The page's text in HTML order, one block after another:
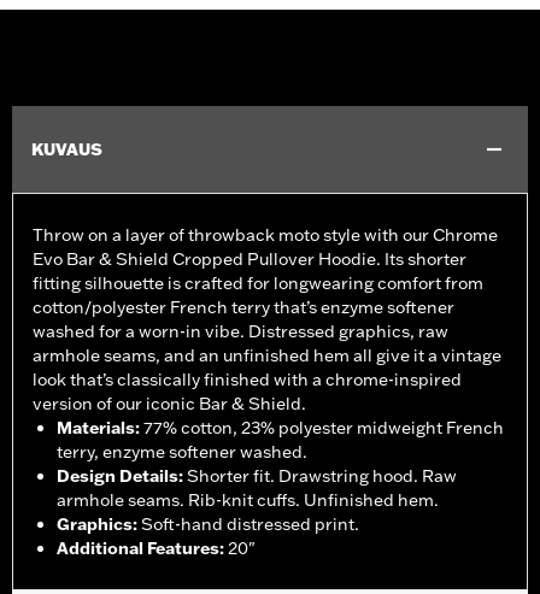
KUVAUS
Throw on a layer of throwback moto style with our Chrome
Evo Bar & Shield Cropped Pullover Hoodie. Its shorter
fitting silhouette is crafted for longwearing comfort from
cotton/polyester French terry that’s enzyme softener
washed for a worn-in vibe. Distressed graphics, raw
armhole seams, and an unfinished hem all give it a vintage
look that’s classically finished with a chrome-inspired
version of our iconic Bar & Shield.
Materials:77% cotton, 23% polyester midweight French
terry, enzyme softener washed.
Design Details:Shorter fit. Drawstring hood. Raw
armhole seams. Rib-knit cuffs. Unfinished hem.
Graphics:Soft-hand distressed print.
Additional Features:20"